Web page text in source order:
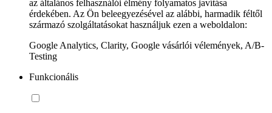
az általános felhasználói élmény folyamatos javítása
érdekében. Az Ön beleegyezésével az alábbi, harmadik féltől
származó szolgáltatásokat használjuk ezen a weboldalon:
Google Analytics, Clarity, Google vásárlói vélemények, A/B-
Testing
Funkcionális